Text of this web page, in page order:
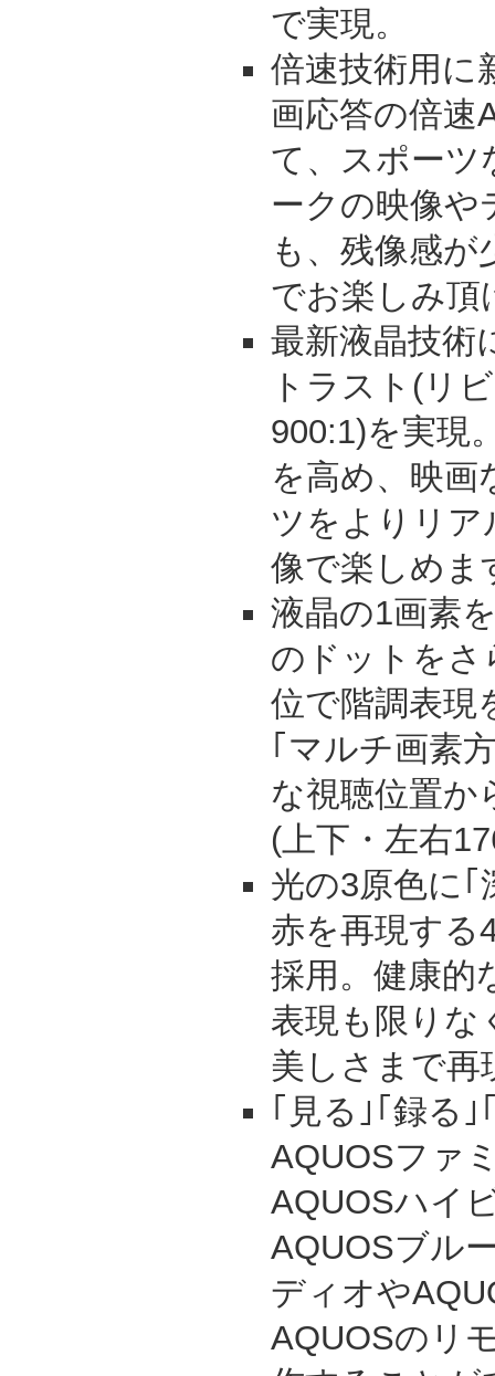
で実現。
倍速技術用に
画応答の倍速
て、スポーツ
ークの映像や
も、残像感が
でお楽しみ頂
最新液晶技術
トラスト(リ
900:1)を実現
を高め、映画
ツをよりリア
像で楽しめま
液晶の1画素
のドットをさ
位で階調表現
｢マルチ画素
な視聴位置か
(上下・左右
光の3原色に｢
赤を再現する
採用。健康的
表現も限りな
美しさまで再
｢見る｣｢録る
AQUOSファ
AQUOSハイ
AQUOSブル
ディオや
AQUOSのリ